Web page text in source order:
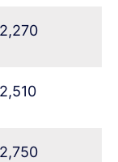
2,270
2,510
2,750